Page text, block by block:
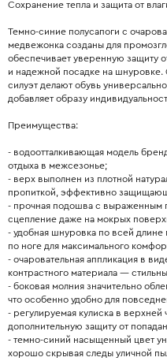
Сохранение тепла и защита от
Темно-синие полусапоги с
медвежонка созданы для
обеспечивает уверенную защиту
и надежной посадке на
силуэт делают обувь
добавляет образу
Преимущества:
- водоотталкивающая модель
отдыха в межсезонье;
- верх выполнен из плотной
пропиткой, эффективно
- прочная подошва с выраженным
сцепление даже на мокрых
- удобная шнуровка по всей длине
по ноге для максимального
- очаровательная аппликация в
контрастного материала —
- боковая молния значительно
что особенно удобно для
- регулируемая кулиска в
дополнительную защиту от
- темно-синий насыщенный цвет
хорошо скрывая следы уличной